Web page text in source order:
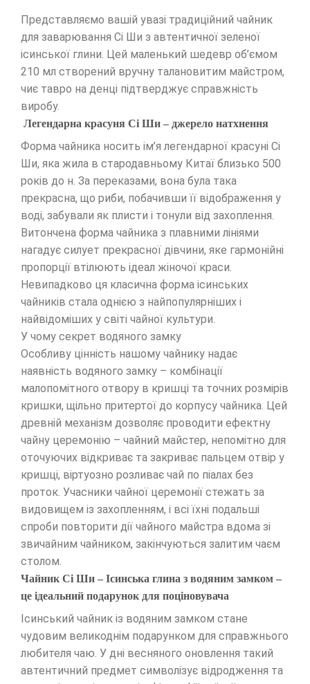
Представляємо вашій увазі традиційний чайник
для заварювання Сі Ши з автентичної зеленої
ісинської глини. Цей маленький шедевр об’ємом
210 мл створений вручну талановитим майстром,
чиє тавро на денці підтверджує справжність
виробу.
Легендарна красуня Сі Ши – джерело натхнення
Форма чайника носить ім’я легендарної красуні Сі
Ши, яка жила в стародавньому Китаї близько 500
років до н. За переказами, вона була така
прекрасна, що риби, побачивши її відображення у
воді, забували як плисти і тонули від захоплення.
Витончена форма чайника з плавними лініями
нагадує силует прекрасної дівчини, яке гармонійні
пропорції втілюють ідеал жіночої краси.
Невипадково ця класична форма ісинських
чайників стала однією з найпопулярніших і
найвідоміших у світі чайної культури.
У чому секрет водяного замку
Особливу цінність нашому чайнику надає
наявність водяного замку – комбінації
малопомітного отвору в кришці та точних розмірів
кришки, щільно притертої до корпусу чайника. Цей
древній механізм дозволяє проводити ефектну
чайну церемонію – чайний майстер, непомітно для
оточуючих відкриває та закриває пальцем отвір у
кришці, віртуозно розливає чай по піалах без
проток. Учасники чайної церемонії стежать за
видовищем із захопленням, і всі їхні подальші
спроби повторити дії чайного майстра вдома зі
звичайним чайником, закінчуються залитим чаєм
столом.
Чайник Сі Ши – Ісинська глина з водяним замком –
це ідеальний подарунок для поціновувача
Ісинський чайник із водяним замком стане
чудовим великоднім подарунком для справжнього
любителя чаю. У дні весняного оновлення такий
автентичний предмет символізує відродження та